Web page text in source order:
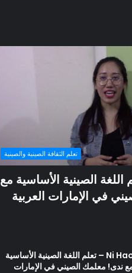
تعلم الثقافة الصينية والصينية
الصينية الأساسية مع
في الإمارات العربية
Ni Hao – تعلم اللغة الصينية الأساسية
ندى! معلمك الصيني في الإمارات